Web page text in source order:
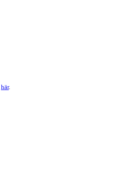
här.